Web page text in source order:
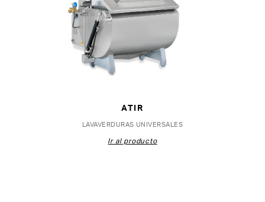
ATIR
LAVAVERDURAS UNIVERSALES
Ir al producto